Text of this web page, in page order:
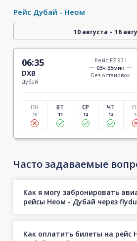
Рейс Дубай - Неом
10 августа - 16
06:35
DXB
Дубай
Рейс FZ 931
03ч 35мин
Без остановок
ПН
10
ВТ
11
СР
12
ЧТ
13
Часто задаваемые
Как я могу забронировать
рейсы Неом - Дубай через
Как оплатить билеты на рейс